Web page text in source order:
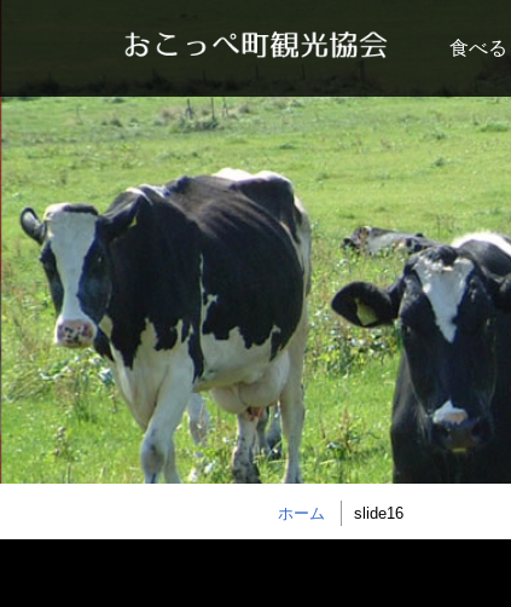
食べる
ホーム slide16